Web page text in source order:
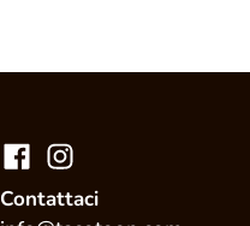
Contattaci